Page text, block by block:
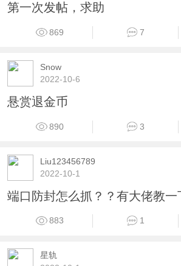
第一次发帖，求助
869 7
Snow
2022-10-6
悬赏退金币
890 3
Liu123456789
2022-10-1
端口防封怎么抓？？有大佬教一
883 1
星轨